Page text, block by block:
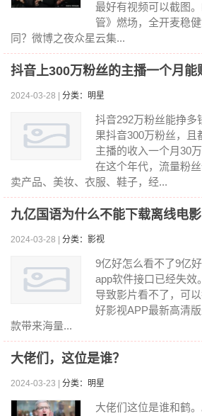
最好有视频可以截图
管》燃场，全开麦稳
同？微博之夜众星云集...
抖音上300万粉丝的主播一个月能
2024-03-28 | 分类：明星
抖音292万粉丝能挣多
果抖音300万粉丝，且
主播的收入一个月30万
在这个年代，流量粉
卖产品、美妆、衣服、鞋子，经...
九亿国语为什么不能下载离线电影
2024-03-28 | 分类：影视
9亿好怎么看不了9亿
app软件接口已经失效
导致影片看不了，可
好影视APP最新高清
款带来海量...
大佬们，这位是谁？
2024-03-23 | 分类：明星
大佬们这位是谁和鹤